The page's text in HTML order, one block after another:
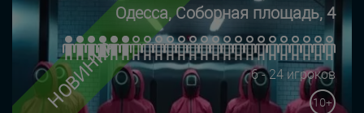
НОВИНКА
Одесса, Соборная площадь, 4
6 - 24 игроков
10+